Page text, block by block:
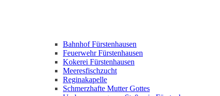
Bahnhof Fürstenhausen
Feuerwehr Fürstenhausen
Kokerei Fürstenhausen
Meeresfischzucht
Reginakapelle
Schmerzhafte Mutter Gottes